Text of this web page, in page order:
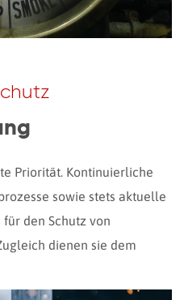
Priorität. Kontinuierliche
sowie stets aktuelle
den Schutz von
dienen sie dem